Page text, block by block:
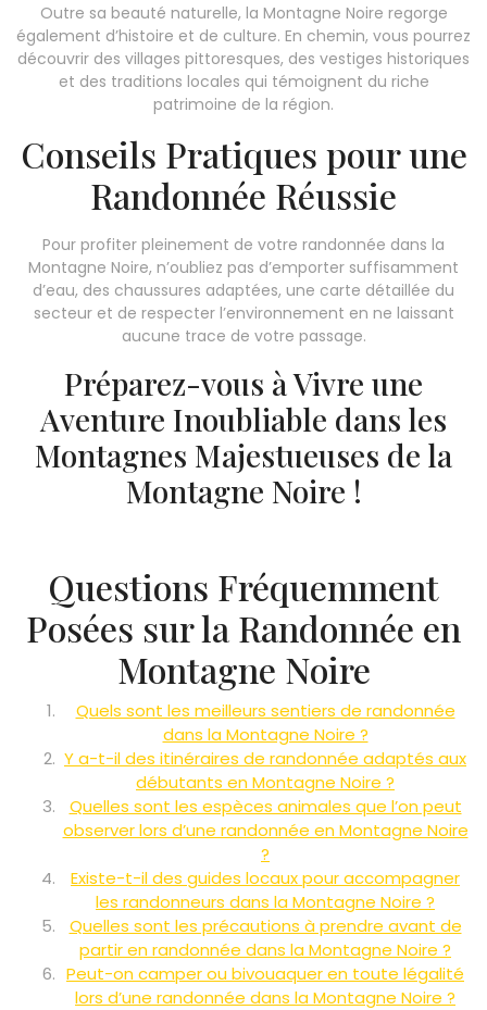
Outre sa beauté naturelle, la Montagne Noire regorge
également d’histoire et de culture. En chemin, vous pourrez
découvrir des villages pittoresques, des vestiges historiques
et des traditions locales qui témoignent du riche
patrimoine de la région.
Conseils Pratiques pour une
Randonnée Réussie
Pour profiter pleinement de votre randonnée dans la
Montagne Noire, n’oubliez pas d’emporter suffisamment
d’eau, des chaussures adaptées, une carte détaillée du
secteur et de respecter l’environnement en ne laissant
aucune trace de votre passage.
Préparez-vous à Vivre une
Aventure Inoubliable dans les
Montagnes Majestueuses de la
Montagne Noire !
Questions Fréquemment
Posées sur la Randonnée en
Montagne Noire
Quels sont les meilleurs sentiers de randonnée
dans la Montagne Noire ?
Y a-t-il des itinéraires de randonnée adaptés aux
débutants en Montagne Noire ?
Quelles sont les espèces animales que l’on peut
observer lors d’une randonnée en Montagne Noire
?
Existe-t-il des guides locaux pour accompagner
les randonneurs dans la Montagne Noire ?
Quelles sont les précautions à prendre avant de
partir en randonnée dans la Montagne Noire ?
Peut-on camper ou bivouaquer en toute légalité
lors d’une randonnée dans la Montagne Noire ?